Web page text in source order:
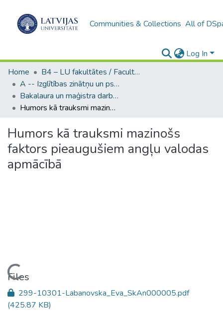
Communities & Collections All of
Log In
Home
B4 – LU fakultātes / Faculties of the UL
A -- Izglītības zinātņu un psiholoģijas fakultāte / Faculty of Education Sciences and Psychology
Bakalaura un maģistra darbi (PPMF) / Bachelor's and Master's theses
Humors kā trauksmi mazinošs faktors pieaugušiem angļu valodas apmācībā
Humors kā trauksmi mazinošs
faktors pieaugušiem angļu valodas
apmācībā
Loading...
Files
299-10301-Labanovska_Eva_SkAn000005.pdf
(425.87 KB)